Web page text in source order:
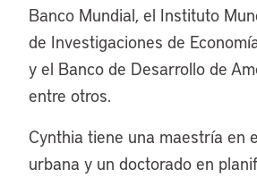
Banco Mundial, el Instituto
de Investigaciones de
y el Banco de Desarrollo de
entre otros.
Cynthia tiene una maestría en
urbana y un doctorado en